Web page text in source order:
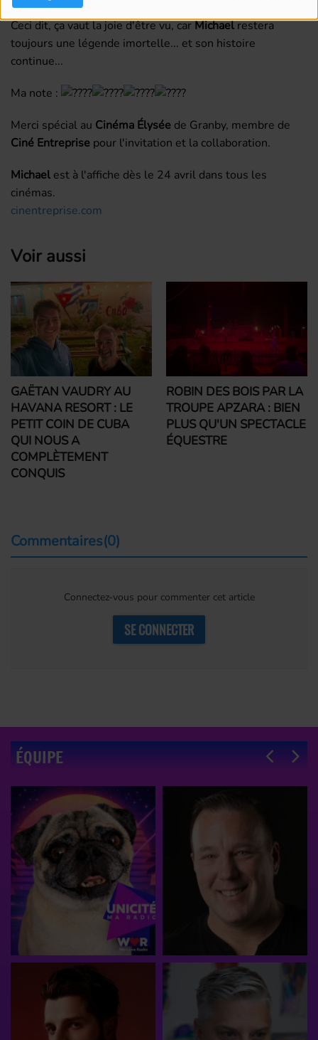
Ceci dit, ça vaut la joie d'être vu, carMichaelrestera
toujours une légende imortelle... et son histoire
continue...
Ma note :
Merci spécial au Cinéma Élysée de Granby, membre de
Ciné Entreprise pour l'invitation et la collaboration.
Michael est à l'affiche dès le 24 avril dans tous les
cinémas.
cinentreprise.com
Voir aussi
GAËTAN VAUDRY AU
HAVANA RESORT : LE
PETIT COIN DE CUBA
QUI NOUS A
COMPLÈTEMENT
CONQUIS
ROBIN DES BOIS PAR LA
TROUPE APZARA : BIEN
PLUS QU'UN SPECTACLE
ÉQUESTRE
Commentaires(0)
Connectez-vous pour commenter cet article
SE CONNECTER
ÉQUIPE